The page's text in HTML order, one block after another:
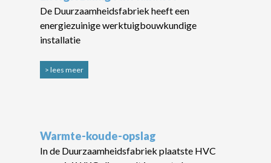
De Duurzaamheidsfabriek heeft een
energiezuinige werktuigbouwkundige
installatie
> lees meer
Warmte-koude-opslag
In de Duurzaamheidsfabriek plaatste HVC